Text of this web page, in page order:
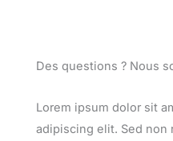
Des questions ? Nous
Lorem ipsum dolor sit
adipiscing elit. Sed non